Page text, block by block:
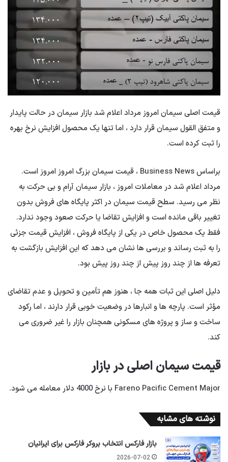
قیمت اصلی سیمان امروز مرداد اعلام شد بازار سیمان در حالت پایدار
و متفق القول سیمان قرار دارد ، اما تنها یک محصول افزایش نرخ بهره
را ثبت کرده است.
براساس Business News ، قیمت سیمان بزرگ امروز امروز است.
مرداد اعلام شد در معاملات امروز ، بازار سیمان آرام و بی حرکت به
نظر می رسید. سطح قیمت سیمان در اکثر پایگاه های فروش بدون
تغییر باقی مانده است و افزایش تقاضا یا حرکت صعود وجود ندارد.
فقط یک محصول خاص در یکی از پایگاه فروش ، افزایش قیمت جزئی
را به ثبت رساند و بررسی ها نشان می دهد که این افزایش بازگشت به
تعرفه ها از چند روز پیش از چند روز پیش بود.
دلیل اصلی این ثبات همه جا ، هنوز هم تأمین و تحویل و عدم تقاضای
مؤثر است. پارچه ها و انبارها در وضعیت خوبی قرار دارند ، اما رکود
ساخت و ساز و پروژه های مسکونی همچنان بازار را غیر ضروری می
کند.
قیمت سیمان اصلی در بازار
Fareno Pacific Cement Major با نرخ 4000 دلار معامله می شود.
نوشته های مشابه
بازار فارکس انتخاب بروکر فارکس برای ایرانیان
2026-07-02